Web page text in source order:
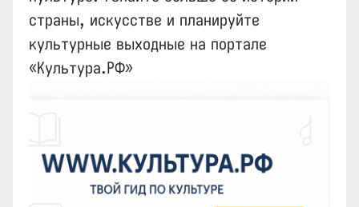
страны, искусстве и планируйте
культурные выходные на портале
«Культура.РФ»